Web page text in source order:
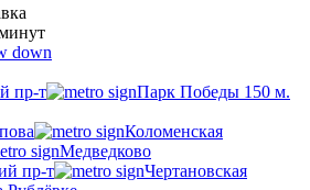
пр-т
Парк Победы 150 м.
Коломенская
Медведково
пр-т
Чертановская